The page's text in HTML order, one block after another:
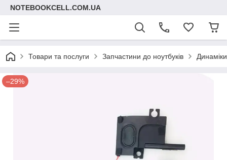
NOTEBOOKCELL.COM.UA
Товари та послуги Запчастини до ноутбуків
–29%